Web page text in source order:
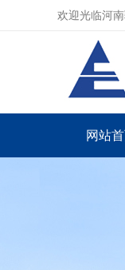
欢迎光临河
网站